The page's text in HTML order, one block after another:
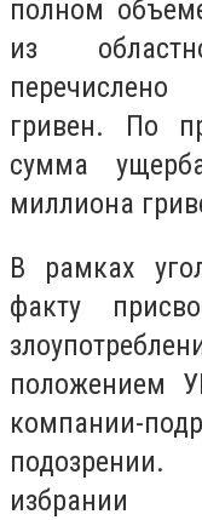
полном
из
гривен. По
сумма
миллиона
В рамках
факту
положением
компании-
избрании